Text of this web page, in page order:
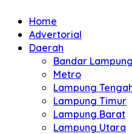
Home
Advertorial
Daerah
Bandar Lampung
Metro
Lampung
Lampung Timur
Lampung Barat
Lampung Utara